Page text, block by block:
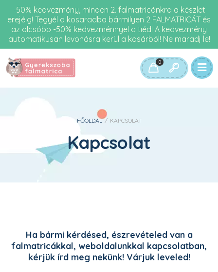
-50% kedvezmény, minden 2. falmatricánkra a készlet
erejéig! Tegyél a kosaradba bármilyen 2 FALMATRICÁT és
az olcsóbb -50% kedvezménnyel a tiéd! A kedvezmény
automatikusan levonásra kerül a kosárból! Ne maradj le!
0
FŐOLDAL / KAPCSOLAT
Kapcsolat
Ha bármi kérdésed, észrevételed van a
falmatricákkal, weboldalunkkal kapcsolatban,
kérjük írd meg nekünk! Várjuk leveled!